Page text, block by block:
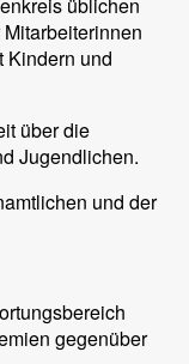
Kindern und
über die
Jugendlichen.
und der
gegenüber